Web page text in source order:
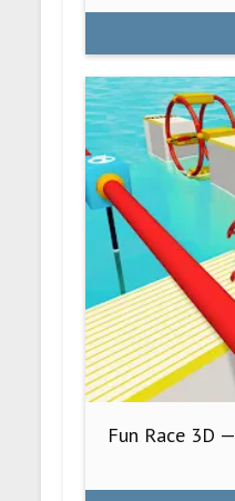
Fun Race 3D